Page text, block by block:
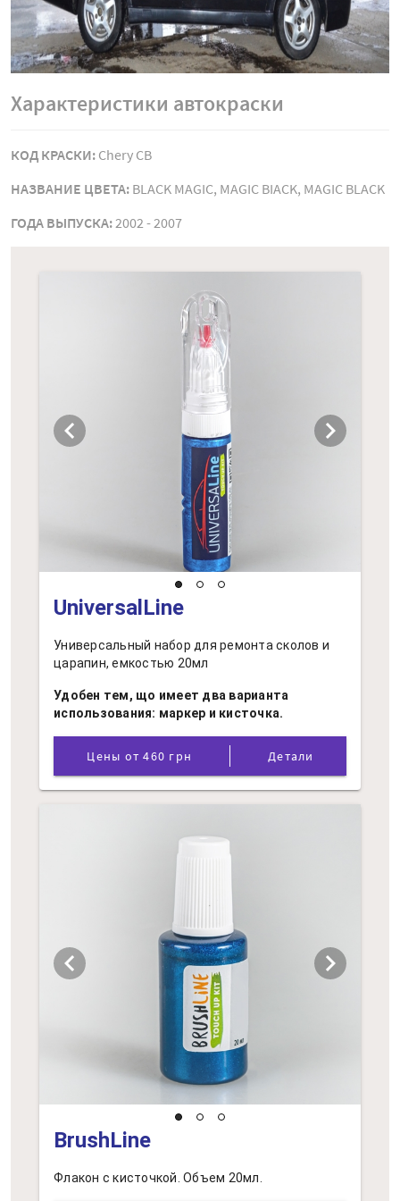
Характеристики автокраски
КОД КРАСКИ: Chery CB
НАЗВАНИЕ ЦВЕТА: BLACK MAGIC, MAGIC BIACK, MAGIC BLACK
ГОДА ВЫПУСКА:2002 - 2007
chevron_left chevron_right
UniversalLine
Универсальный набор для ремонта сколов и
царапин, емкостью 20мл
Удобен тем, що имеет два варианта
использования: маркер и кисточка.
Цены от 460 грн Детали
chevron_left chevron_right
BrushLine
Флакон с кисточкой. Объем 20мл.